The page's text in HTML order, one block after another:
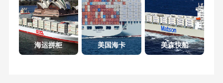
海运拼柜 美国海卡 美森快船